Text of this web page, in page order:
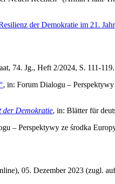
der Demokratie im 21.
74. Jg., Heft 2/2024, S. 111-119.
, in: Forum Dialogu –
der Demokratie, in: Blätter für
– Perspektywy ze środka
05. Dezember 2023 (zugl.